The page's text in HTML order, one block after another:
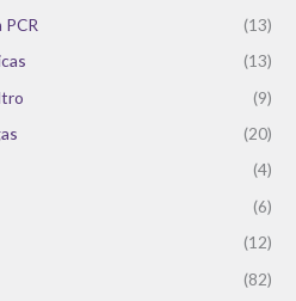
(13)
(13)
(9)
(20)
(4)
(6)
(12)
(82)